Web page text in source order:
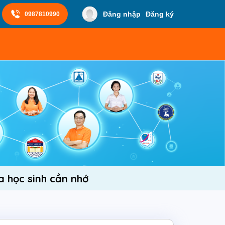
0987810990 Đăng nhập Đăng ký
học sinh cần nhớ